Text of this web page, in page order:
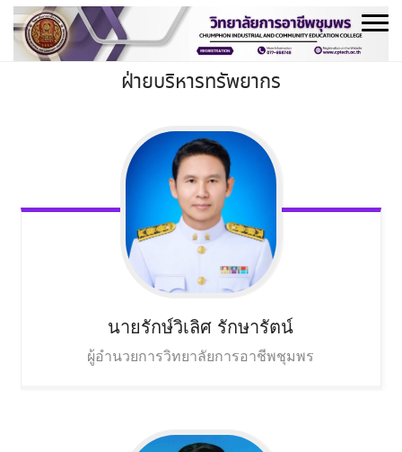
Skip
content
ฝ่ายบริหารทรัพยากร
นายรักษ์วิเลิศ รักษารัตน์
ผู้อำนวยการวิทยาลัยการอาชีพชุมพร